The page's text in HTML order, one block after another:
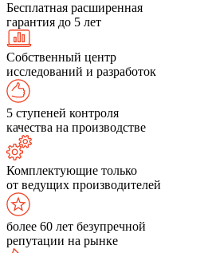
Бесплатная расширенная
гарантия до 5 лет
Собственный центр
исследований и разработок
5 ступеней контроля
качества на производстве
Комплектующие только
от ведущих производителей
более 60 лет безупречной
репутации на рынке